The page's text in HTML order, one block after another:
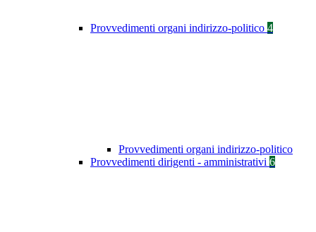
Provvedimenti organi indirizzo-politico 4
Provvedimenti organi indirizzo-politico
Provvedimenti dirigenti - amministrativi 6